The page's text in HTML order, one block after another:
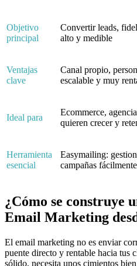
Objetivo
principal
Convertir leads,
alto y medible
Ventajas
clave
Canal propio,
escalable y muy
Ideal para
Ecommerce,
quieren crecer y
Herramienta
esencial
Easymailing:
campañas fácilmente
¿Cómo se construye
Email Marketing
El email marketing no es enviar
puente directo y rentable hacia tus
sólido, necesita unos cimientos